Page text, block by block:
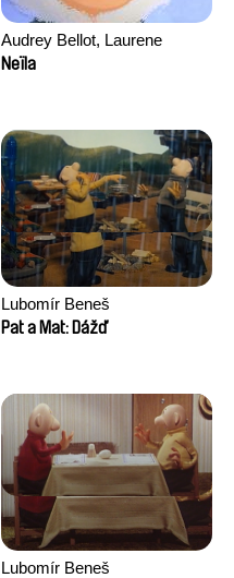
Audrey Bellot, Laurene
Desoutter, Amandine
David Tabar, Guillaume
Vezzoli, Eline Zhang
Neïla
Lubomír Beneš
Pat a Mat: Dážď
Lubomír Beneš